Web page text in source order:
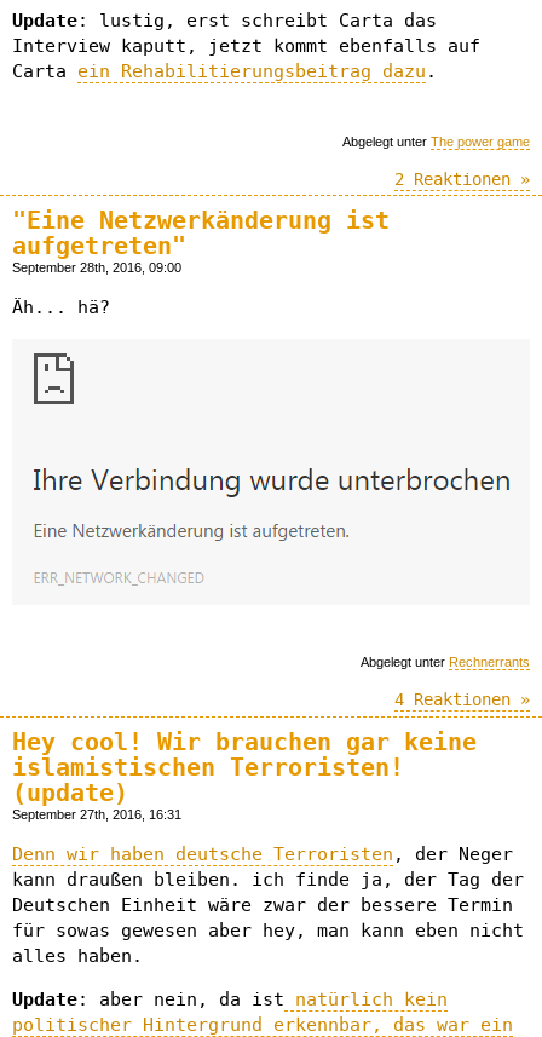
Update: lustig, erst schreibt Carta das
Interview kaputt, jetzt kommt ebenfalls auf
Carta ein Rehabilitierungsbeitrag dazu .
Abgelegt unter The power game
2 Reaktionen »
"Eine Netzwerkänderung ist
aufgetreten"
September 28th, 2016, 09:00
Äh... hä?
Abgelegt unter Rechnerrants
4 Reaktionen »
Hey cool! Wir brauchen gar keine
islamistischen Terroristen!
(update)
September 27th, 2016, 16:31
Denn wir haben deutsche Terroristen , der Neger
kann draußen bleiben. ich finde ja, der Tag der
Deutschen Einheit wäre zwar der bessere Termin
für sowas gewesen aber hey, man kann eben nicht
alles haben.
Update: aber nein, da ist natürlich kein
politischer Hintergrund erkennbar, das war ein